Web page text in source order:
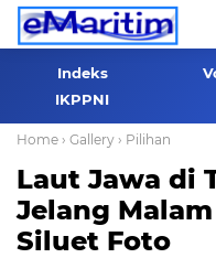
Indeks
IKPPNI
Home › Gallery › Pilihan
Laut Jawa di
Jelang
Siluet Foto